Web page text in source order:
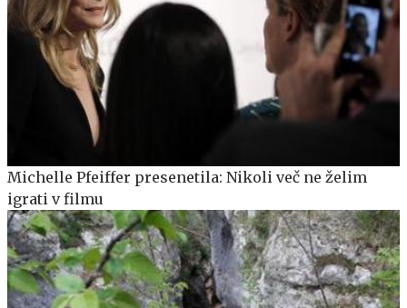
Michelle Pfeiffer presenetila: Nikoli več ne želim
igrati v filmu